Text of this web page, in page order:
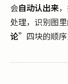
会自动认出来
处理，识别图
论”四块的顺序